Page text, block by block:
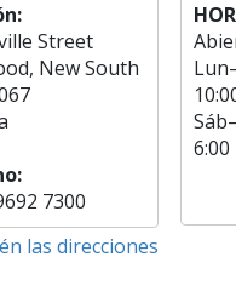
Street
New South
7300
las direcciones
Lun
Sáb–
6:00